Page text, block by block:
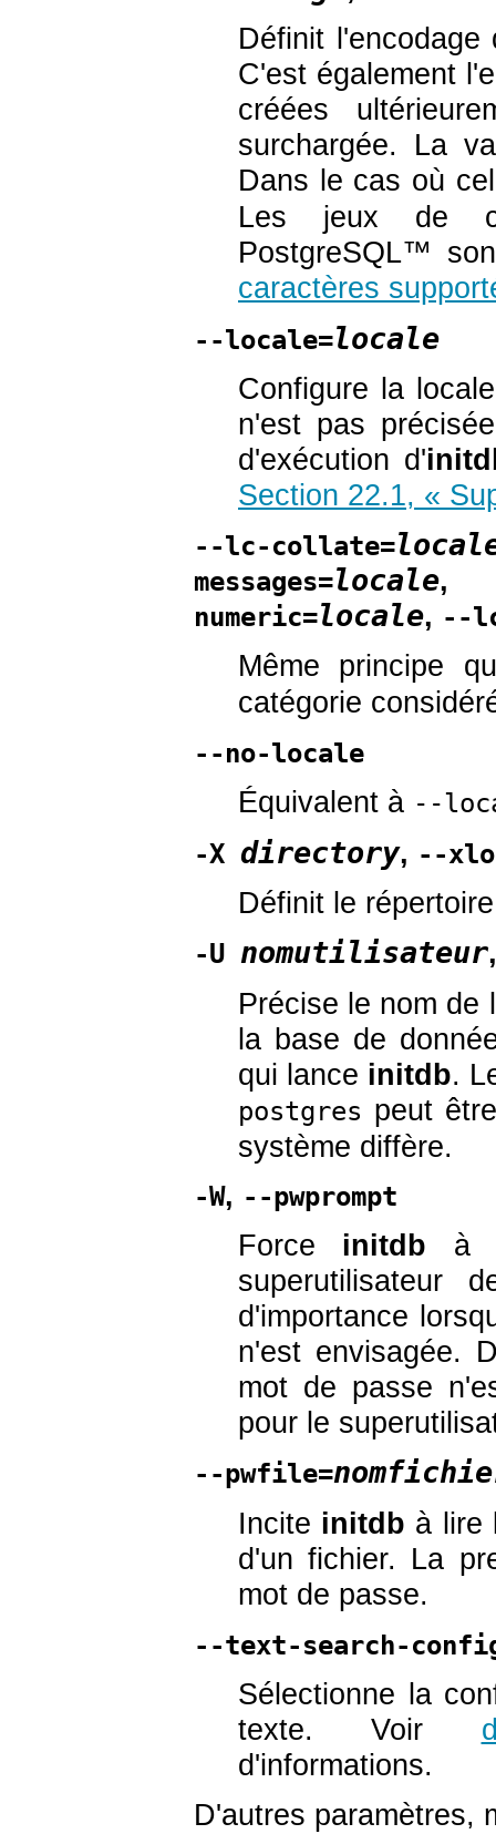
Définit
C'est également
créées
surchargée. La
Dans le cas où
Les jeux de
PostgreSQL™
caractères
--locale=locale
Configure la
n'est pas
d'exécution d'
Section 22.1, «
--lc-collate=
messages=locale,
numeric=locale, --
Même principe
catégorie
--no-locale
Équivalent à --
-X directory, --
Définit le
-U nomutilisateur,
Précise le nom de
la base de
qui lance initdb.
postgres peut
système diffère.
-W, --pwprompt
Force initdb à
superutilisateur
d'importance
n'est envisagée.
mot de passe
pour le
--pwfile=
Incite initdb à lire
d'un fichier. La
mot de passe.
--text-search-
Sélectionne la
texte. Voir
d'informations.
D'autres paramètres,